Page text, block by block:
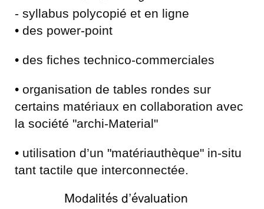
- syllabus polycopié et en ligne
• des power-point
• des fiches technico-commerciales
• organisation de tables rondes sur
certains matériaux en collaboration avec
la société "archi-Material"
• utilisation d’un "matériauthèque" in-situ
tant tactile que interconnectée.
Modalités d’évaluation